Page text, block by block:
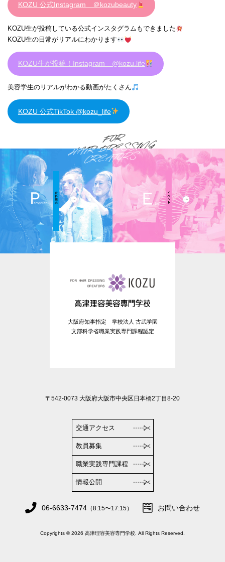
KOZU 公式Instagram ＠kozubeauty
KOZU生が投稿している公式インスタグラムもできました
KOZU生の日常がリアルにわかります
KOZU生が投稿！Instagram @kozu.life
美容学生のリアルがわかる動画がたくさん
KOZU 公式TikTok @kozu_life
大阪府知事指定 学校法人 古武学園
文部科学省職業実践専門課程認定
〒542-0073 大阪府大阪市中央区日本橋2丁目8-20
交通アクセス
教員募集
職業実践専門課程
情報公開
06-6633-7474 （8:15〜17:15） お問い合わせ
Copyrights © 2026 高津理容美容専門学校. All Rights Reserved.